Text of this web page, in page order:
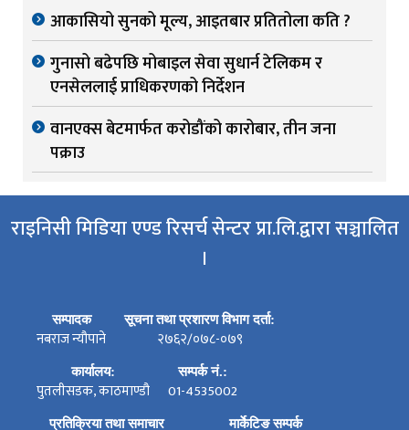
आकासियो सुनको मूल्य, आइतबार प्रतितोला कति ?
गुनासो बढेपछि मोबाइल सेवा सुधार्न टेलिकम र
एनसेललाई प्राधिकरणको निर्देशन
वानएक्स बेटमार्फत करोडौंको कारोबार, तीन जना
पक्राउ
राइनिसी मिडिया एण्ड रिसर्च सेन्टर प्रा.लि.द्वारा सञ्चालित
।
सम्पादक
नबराज न्यौपाने
सूचना तथा प्रशारण विभाग दर्ता:
२७६२/०७८-०७९
कार्यालय:
पुतलीसडक, काठमाण्डौ
सम्पर्क नं.:
01-4535002
प्रतिक्रिया तथा समाचार मार्केटिङ सम्पर्क